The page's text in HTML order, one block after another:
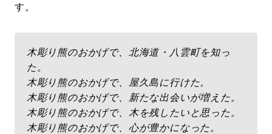
す。
木彫り熊のおかげで、北海道・八雲町を知っ
た。
木彫り熊のおかげで、屋久島に行けた。
木彫り熊のおかげで、新たな出会いが増えた。
木彫り熊のおかげで、木を残したいと思った。
木彫り熊のおかげで、心が豊かになった。